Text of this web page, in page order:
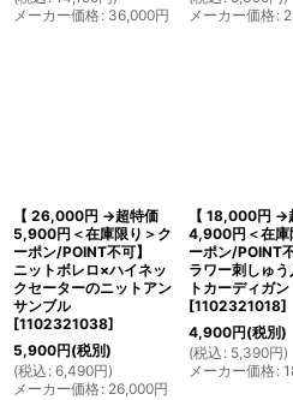
メーカー価格: 36,000円
メーカー価格:
【 26,000円 →超特価
5,900円＜在庫限り＞ク
ーポン/POINT不可】
ニットボレロ×ハイネッ
クセーターのニットアン
サンブル
[1102321038]
5,900円(税別)
(税込 : 6,490円)
メーカー価格: 26,000円
【 18,000円 →
4,900円＜在庫
ーポン/POINT
ラワー刺しゅう
トカーディガン
[1102321018]
4,900円(税別)
(税込 : 5,390円)
メーカー価格: